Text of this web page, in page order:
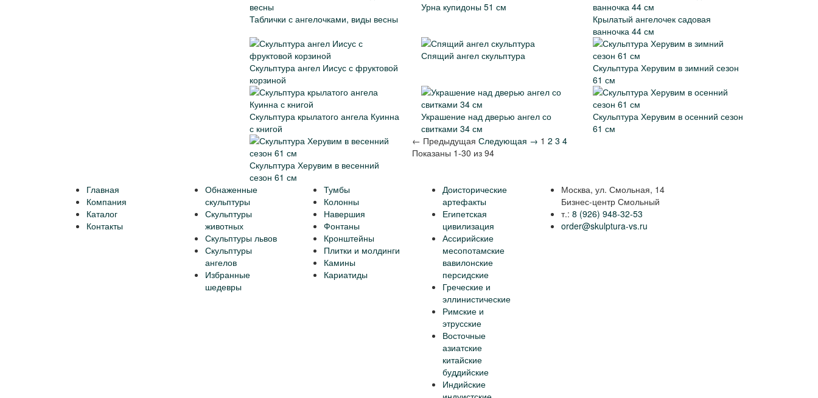
Таблички с ангелочками, виды весны
Урна купидоны 51 см
Крылатый ангелочек садовая
ванночка 44 см
Скульптура ангел Иисус с фруктовой
корзиной
Спящий ангел скульптура
Скульптура Херувим в зимний сезон
61 см
Скульптура крылатого ангела Куинна
с книгой
Украшение над дверью ангел со
свитками 34 см
Скульптура Херувим в осенний сезон
61 см
Скульптура Херувим в весенний
сезон 61 см
← Предыдущая Следующая → 1 2 3 4
Показаны 1-30 из 94
Главная
Компания
Каталог
Контакты
Обнаженные
скульптуры
Скульптуры
животных
Скульптуры львов
Скульптуры
ангелов
Избранные
шедевры
Тумбы
Колонны
Навершия
Фонтаны
Кронштейны
Плитки и молдинги
Камины
Кариатиды
Доисторические
артефакты
Египетская
цивилизация
Ассирийские
месопотамские
вавилонские
персидские
Греческие и
эллинистические
Римские и
этрусские
Восточные
азиатские
китайские
буддийские
Индийские
Москва, ул. Смольная, 14
Бизнес-центр Смольный
т.: 8 (926) 948-32-53
order@skulptura-vs.ru